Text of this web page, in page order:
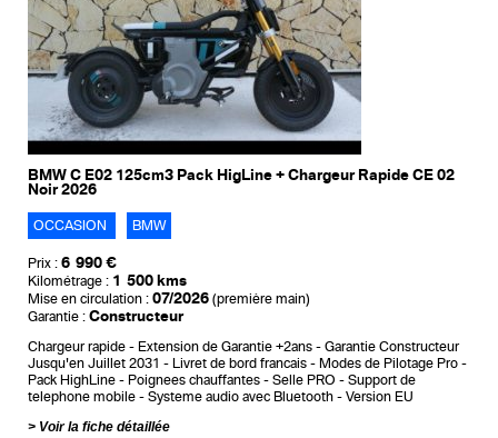
BMW C E02 125cm3 Pack HigLine + Chargeur Rapide CE 02
Noir 2026
OCCASION BMW
Prix : 6 990 €
Kilométrage : 1 500 kms
Mise en circulation : 07/2026 (première main)
Garantie : Constructeur
Chargeur rapide Extension de Garantie +2ans
Garantie Constructeur
Jusqu'en Juillet 2031
Livret de bord francais
Modes de Pilotage Pro
Pack HighLine
Poignees chauffantes Selle PRO
Support de
telephone mobile
Systeme audio avec Bluetooth
Version EU
Voir la fiche détaillée